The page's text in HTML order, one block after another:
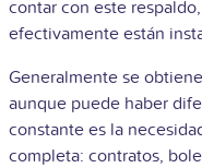
contar con este
efectivamente están
Generalmente se
aunque puede haber
constante es la
completa: contratos,